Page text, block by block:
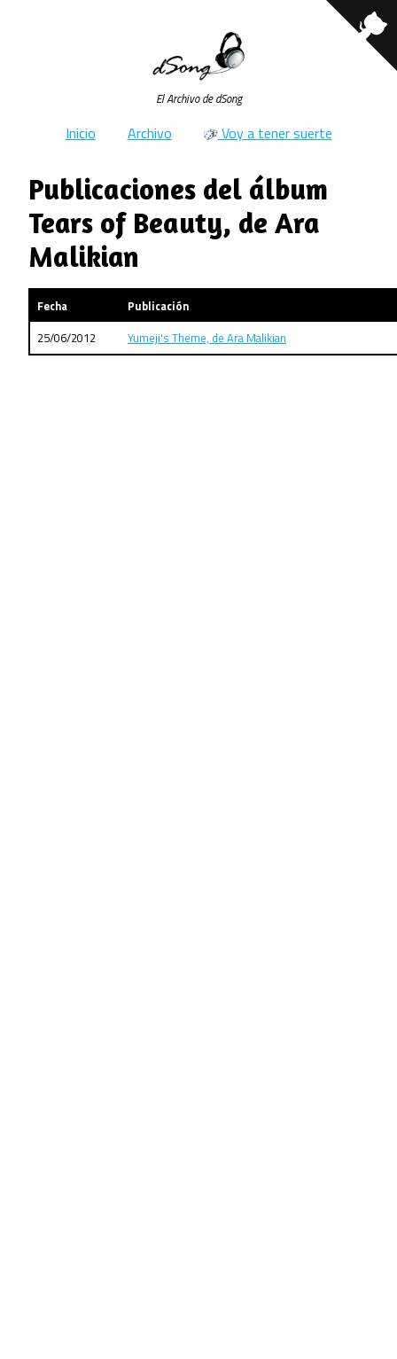
El Archivo de dSong
Inicio Archivo Voy a tener suerte
Publicaciones del álbum
Tears of Beauty, de Ara
Malikian
Fecha
Publicación
25/06/2012
Yumeji's Theme, de Ara Malikian